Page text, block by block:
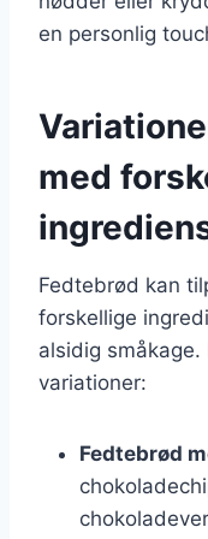
en personlig
med
Fedtebrød kan
forskellige
alsidig
variationer:
Fedtebrød